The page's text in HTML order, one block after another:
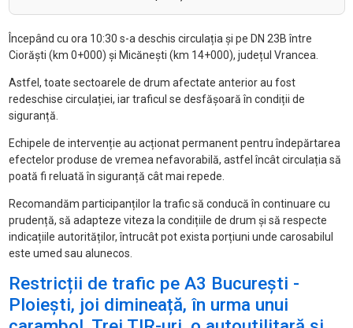
Începând cu ora 10:30 s-a deschis circulația și pe DN 23B între
Ciorăști (km 0+000) și Micănești (km 14+000), județul Vrancea.
Astfel, toate sectoarele de drum afectate anterior au fost
redeschise circulației, iar traficul se desfășoară în condiții de
siguranță.
Echipele de intervenție au acționat permanent pentru îndepărtarea
efectelor produse de vremea nefavorabilă, astfel încât circulația să
poată fi reluată în siguranță cât mai repede.
Recomandăm participanților la trafic să conducă în continuare cu
prudență, să adapteze viteza la condițiile de drum și să respecte
indicațiile autorităților, întrucât pot exista porțiuni unde carosabilul
este umed sau alunecos.
Restricții de trafic pe A3 București -
Ploiești, joi dimineață, în urma unui